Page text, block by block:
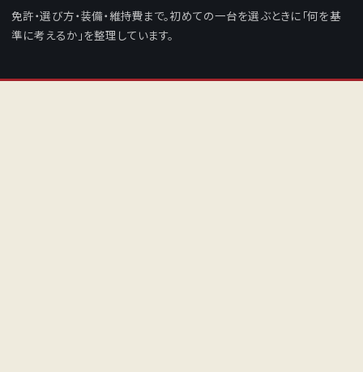
免許・選び方・装備・維持費まで。初めての一台を選ぶときに「何を基
準に考えるか」を整理しています。